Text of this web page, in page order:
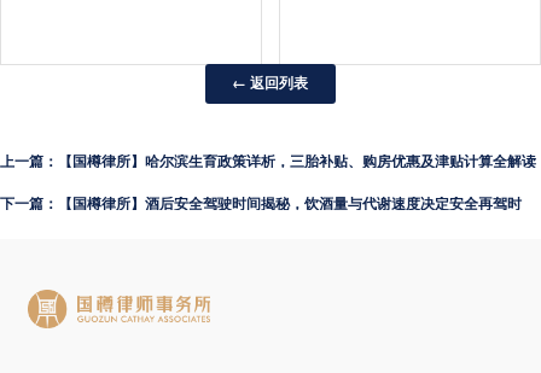
← 返回列表
上一篇：【国樽律所】哈尔滨生育政策详析，三胎补贴、购房优惠及津贴计算全解读
下一篇：【国樽律所】酒后安全驾驶时间揭秘，饮酒量与代谢速度决定安全再驾时